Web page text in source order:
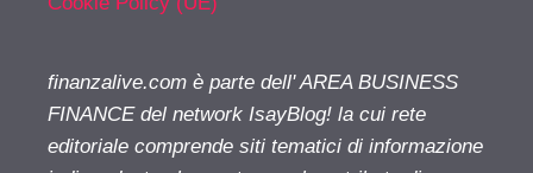
finanzalive.com è parte dell' AREA BUSINESS
FINANCE del network IsayBlog! la cui rete
editoriale comprende siti tematici di informazione